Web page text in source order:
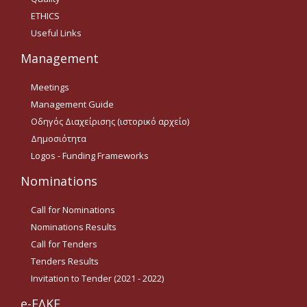
Tenders Results
2022)
Acad. Experience
Contact
e-ΕΛΚΕ
Ηλεκτρονική
e-committee ELKE
ETHICS
Useful Links
Management
Meetings
Management Guide
Οδηγός Διαχείρισης (ιστορικό αρχείο)
Δημοσιότητα
Logos - Funding Frameworks
Nominations
Call for Nominations
Nominations Results
Call for Tenders
Tenders Results
Invitation to Tender (2021 - 2022)
e-ΕΛΚΕ